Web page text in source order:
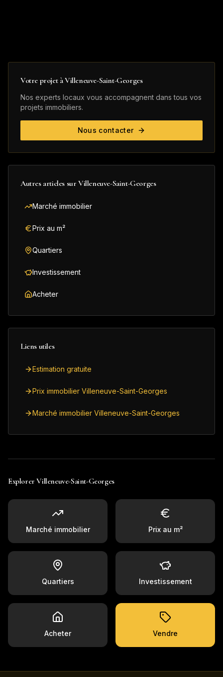
Votre projet àVilleneuve-Saint-Georges
Nos experts locaux vous accompagnent dans tous vos
projets immobiliers.
Nous contacter
Autres articles sur Villeneuve-Saint-Georges
Marché immobilier
Prix au m²
Quartiers
Investissement
Acheter
Liens utiles
Estimation gratuite
Prix immobilier Villeneuve-Saint-Georges
Marché immobilier Villeneuve-Saint-Georges
ExplorerVilleneuve-Saint-Georges
Marché immobilier Prix au m²
Quartiers Investissement
Acheter Vendre